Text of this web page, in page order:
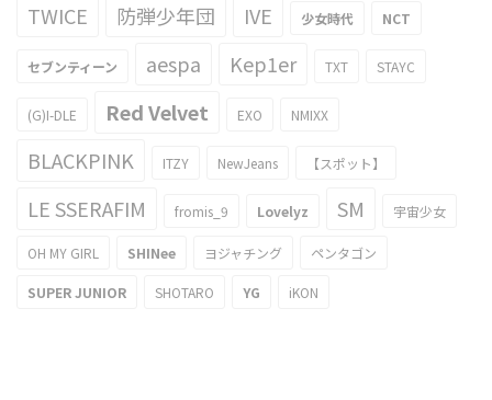
TWICE 防弾少年団 IVE 少女時代 NCT
セブンティーン aespa Kep1er TXT STAYC
(G)I-DLE Red Velvet EXO NMIXX
BLACKPINK ITZY NewJeans 【スポット】
LE SSERAFIM fromis_9 Lovelyz SM 宇宙少女
OH MY GIRL SHINee ヨジャチング ペンタゴン
SUPER JUNIOR SHOTARO YG iKON